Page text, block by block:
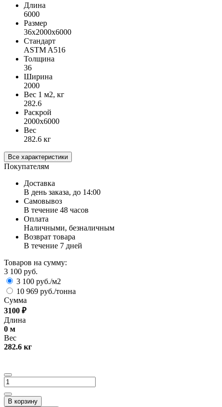
Длина
6000
Размер
36х2000х6000
Стандарт
ASTM A516
Толщина
36
Ширина
2000
Вес 1 м2, кг
282.6
Раскрой
2000х6000
Вес
282.6 кг
Все характеристики
Покупателям
Доставка
В день заказа, до 14:00
Самовывоз
В течение 48 часов
Оплата
Наличными, безналичным
Возврат товара
В течение 7 дней
Товаров на сумму:
3 100 руб.
3 100 руб./м2
10 969 руб./тонна
Сумма
3100 ₽
Длина
0 м
Вес
282.6 кг
В корзину